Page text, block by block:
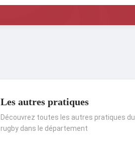
Les autres pratiques
Découvrez toutes les autres pratiques du
rugby dans le département